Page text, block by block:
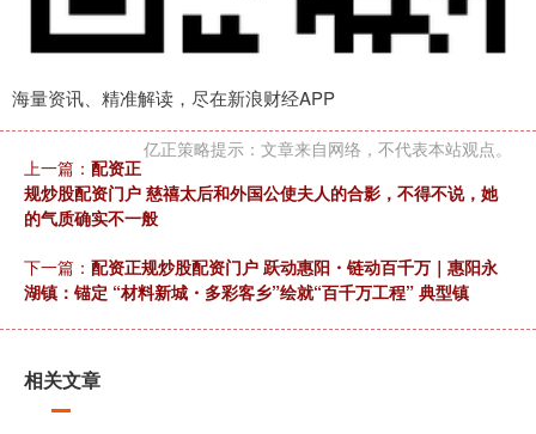
海量资讯、精准解读，尽在新浪财经APP
亿正策略提示：文章来自网络，不代表本站观点。
上一篇： 配资正
规炒股配资门户 慈禧太后和外国公使夫人的合影，不得不说，她
的气质确实不一般
下一篇： 配资正规炒股配资门户 跃动惠阳・链动百千万｜惠阳永
湖镇：锚定 “材料新城・多彩客乡”绘就“百千万工程” 典型镇
相关文章